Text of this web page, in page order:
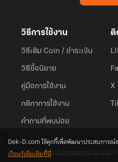
วิธีการใช้งาน
วิธีเติม Coin / ชำระเงิน
วิธีซื้อนิยาย
คู่มือการใช้งาน
กติกาการใช้งาน
คำถามที่พบบ่อย
ติ
X
© 2026Dek-D Interactive Co.,Ltd.
Dek-D.com ใช้คุกกี้เพื่อพัฒนาประสบการณ์
เรียนรู้เพิ่มเติมที่นี่